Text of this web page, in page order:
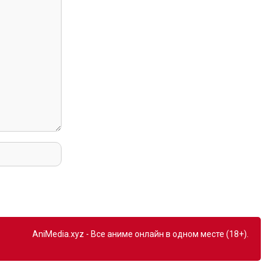
AniMedia.xyz - Все аниме онлайн в одном месте (18+).